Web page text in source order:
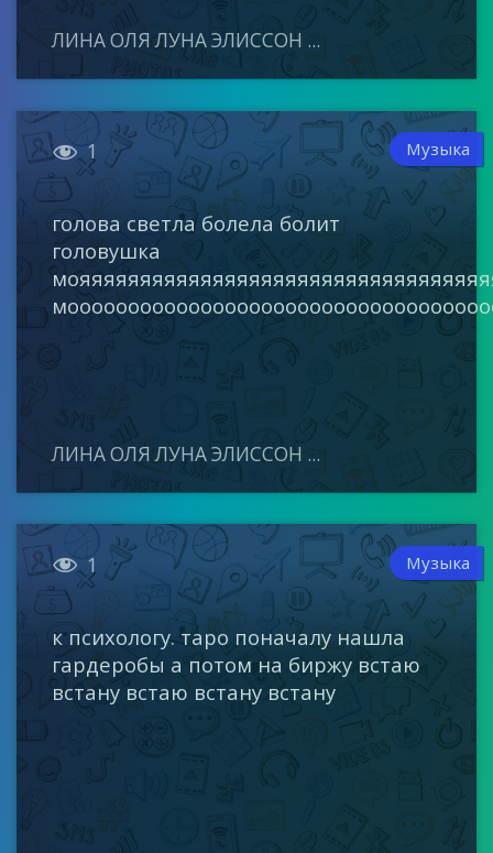
ЛИНА ОЛЯ ЛУНА ЭЛИССОН ...
 1 Музыка
голова светла болела болит
головушка
ЛИНА ОЛЯ ЛУНА ЭЛИССОН ...
 1 Музыка
к психологу. таро поначалу нашла
гардеробы а потом на биржу встаю
встану встаю встану встану